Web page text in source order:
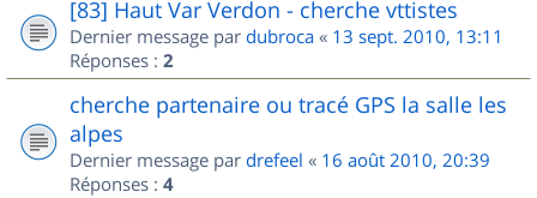
[83] Haut Var Verdon - cherche vttistes
Dernier message par dubroca « 13 sept. 2010, 13:11
Réponses : 2
cherche partenaire ou tracé GPS la salle les
alpes
Dernier message par drefeel « 16 août 2010, 20:39
Réponses : 4